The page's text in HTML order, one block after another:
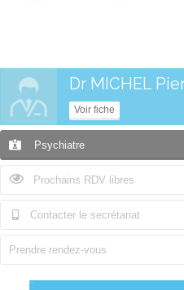
Dr MICHEL
Voir fiche
Psychiatre
Prochains RDV libres
Contacter le secrétariat
Prendre rendez-vous